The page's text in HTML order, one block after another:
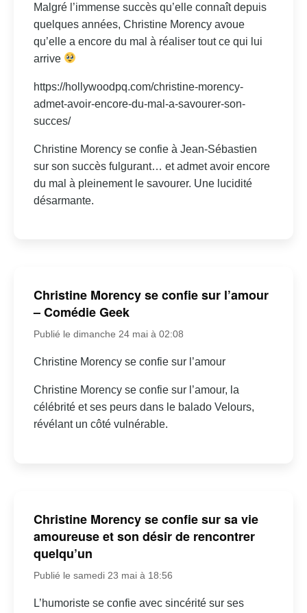
Malgré l’immense succès qu’elle connaît depuis
quelques années, Christine Morency avoue
qu’elle a encore du mal à réaliser tout ce qui lui
arrive
https://hollywoodpq.com/christine-morency-
admet-avoir-encore-du-mal-a-savourer-son-
succes/
Christine Morency se confie à Jean-Sébastien
sur son succès fulgurant… et admet avoir encore
du mal à pleinement le savourer. Une lucidité
désarmante.
Christine Morency se confie sur l’amour
– Comédie Geek
Publié le dimanche 24 mai à 02:08
Christine Morency se confie sur l’amour
Christine Morency se confie sur l’amour, la
célébrité et ses peurs dans le balado Velours,
révélant un côté vulnérable.
Christine Morency se confie sur sa vie
amoureuse et son désir de rencontrer
quelqu’un
Publié le samedi 23 mai à 18:56
L’humoriste se confie avec sincérité sur ses